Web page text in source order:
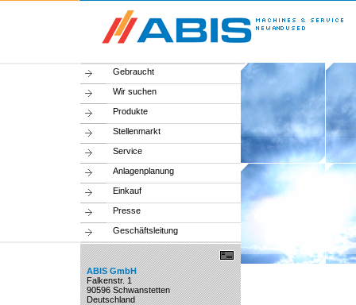
Gebraucht
Wir suchen
Produkte
Stellenmarkt
Service
Anlagenplanung
Einkauf
Presse
Geschäftsleitung
ABIS GmbH
Falkenstr. 1
90596 Schwanstetten
Deutschland